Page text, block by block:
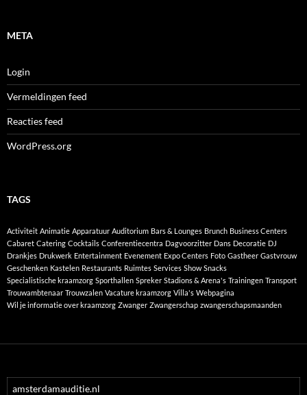
META
Login
Vermeldingen feed
Reacties feed
WordPress.org
TAGS
Activiteit Animatie Apparatuur Auditorium Bars & Lounges Brunch Business Centers
Cabaret Catering Cocktails Conferentiecentra Dagvoorzitter Dans Decoratie DJ
Drankjes Drukwerk Entertainment Evenement Expo Centers Foto Gastheer Gastvrouw
Geschenken Kastelen Restaurants Ruimtes Services Show Snacks
Specialistische kraamzorg Sporthallen Spreker Stadions & Arena's Trainingen Transport
Trouwambtenaar Trouwzalen Vacature kraamzorg Villa's Webpagina
Wil je informatie over kraamzorg Zwanger Zwangerschap zwangerschapsmaanden
amsterdamauditie.nl